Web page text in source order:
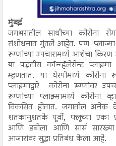
मुंबई
जगभरातील साथीच्या कोरोना
संशोधनात गुंतले आहेत. पण 'प्लाज्मा
रूग्णांच्या उपचारामध्ये आशेचा
या पद्धतीस कॉन्व्हॅलेसेन्ट
म्हणतात. या थेरपीमध्ये कोरोना
प्लाझ्माद्वारे कोरोना रूग्णांवर
रूग्णांच्या प्लाझ्मामध्ये कोरोना
विकसित होतात. जगातील अनेक
शतकानुशतके पूर्वी, फ्लूच्या एका
आणि इबोला आणि सार्स
आजारांवर सुद्धा प्रतिबंध केला आहे.